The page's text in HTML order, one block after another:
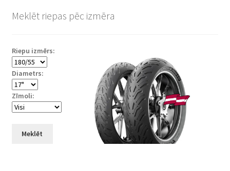
Meklēt riepas pēc izmēra
Riepu izmērs:
Diametrs:
Zīmoli:
Meklēt